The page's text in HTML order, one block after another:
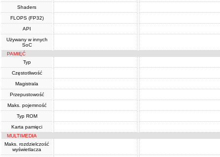
Shaders
FLOPS (FP32)
API
Używany w innych
SoC
PAMIĘĆ
Typ
Częstotliwość
Magistrala
Przepustowość
Maks. pojemność
Typ ROM
Karta pamięci
MULTIMEDIA
Maks. rozdzielczość
wyświetlacza